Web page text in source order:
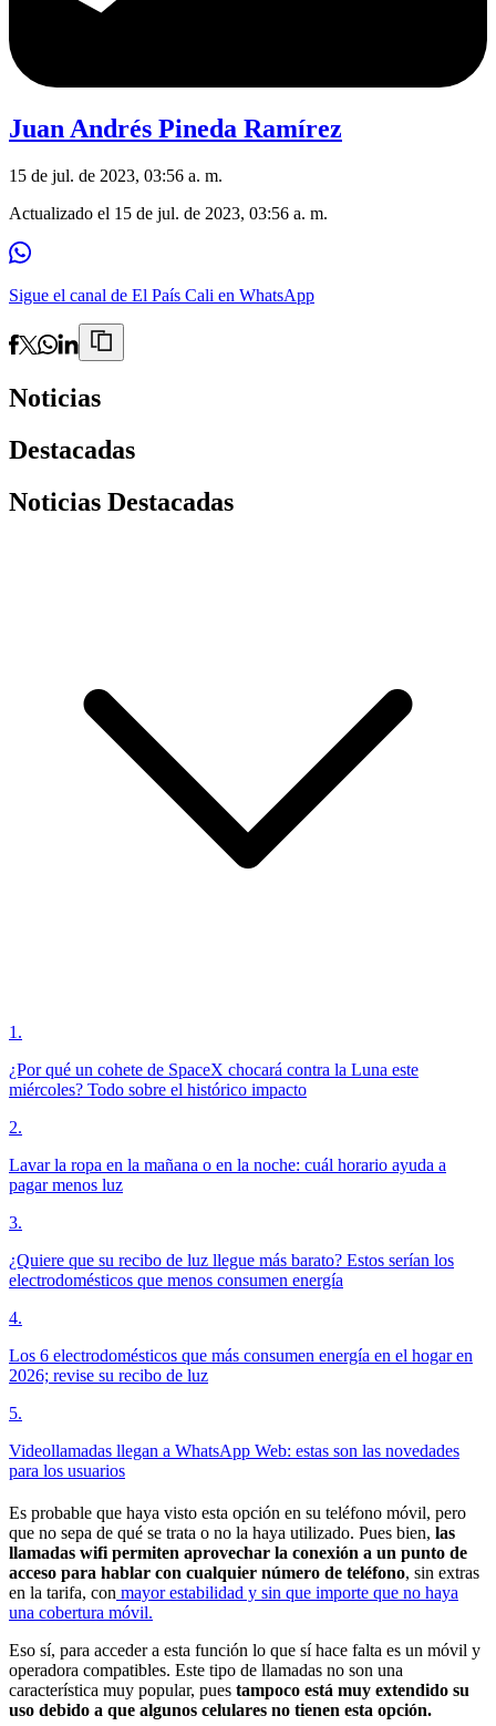
Juan Andrés Pineda Ramírez
15 de jul. de 2023, 03:56 a. m.
Actualizado el 15 de jul. de 2023, 03:56 a. m.
Sigue el canal de El País Cali en WhatsApp
Noticias
Destacadas
Noticias Destacadas
1 .
¿Por qué un cohete de SpaceX chocará contra la Luna este
miércoles? Todo sobre el histórico impacto
2.
Lavar la ropa en la mañana o en la noche: cuál horario ayuda a
pagar menos luz
3.
¿Quiere que su recibo de luz llegue más barato? Estos serían los
electrodomésticos que menos consumen energía
4.
Los 6 electrodomésticos que más consumen energía en el hogar en
2026; revise su recibo de luz
5.
Videollamadas llegan a WhatsApp Web: estas son las novedades
para los usuarios
Es probable que haya visto esta opción en su teléfono móvil, pero
que no sepa de qué se trata o no la haya utilizado. Pues bien, las
llamadas wifi permiten aprovechar la conexión a un punto de
acceso para hablar con cualquier número de teléfono, sin extras
en la tarifa, con mayor estabilidad y sin que importe que no haya
una cobertura móvil.
Eso sí, para acceder a esta función lo que sí hace falta es un móvil y
operadora compatibles. Este tipo de llamadas no son una
característica muy popular, pues tampoco está muy extendido su
uso debido a que algunos celulares no tienen esta opción.